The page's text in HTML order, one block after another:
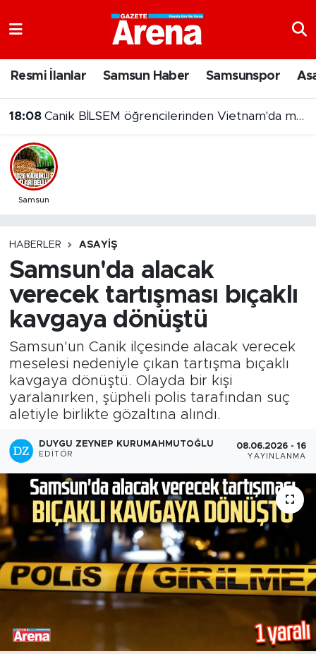
Resmi İlanlar Samsun Haber Samsunspor
18:08 Canik BİLSEM öğrencilerinden Vietnam'da madalya başarısı
Samsun
HABERLER ASAYIŞ
Samsun'da alacak
verecek tartışması bıçaklı
kavgaya dönüştü
Samsun'un Canik ilçesinde alacak verecek
meselesi nedeniyle çıkan tartışma bıçaklı
kavgaya dönüştü. Olayda bir kişi
yaralanırken, şüpheli polis tarafından suç
aletiyle birlikte gözaltına alındı.
DUYGU ZEYNEP KURUMAHMUTOĞLU
EDITÖR
08.06.2026 -
YAYINLANMA
Samsun Namaz Vakitleri
Trafik Durumu
Süper Lig Puan Durumu ve Fikstür
Son Dakika Haberleri
Haber Arşivi